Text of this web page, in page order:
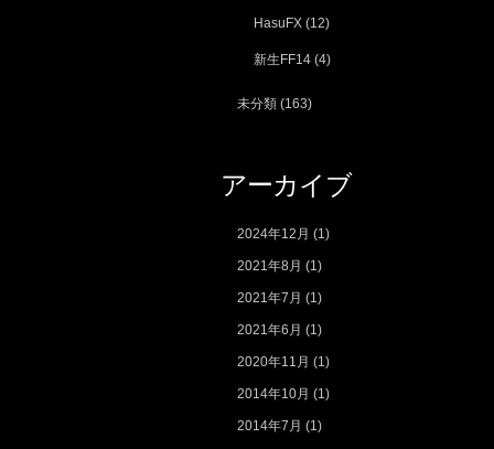
HasuFX (12)
新生FF14 (4)
未分類 (163)
アーカイブ
2024年12月 (1)
2021年8月 (1)
2021年7月 (1)
2021年6月 (1)
2020年11月 (1)
2014年10月 (1)
2014年7月 (1)